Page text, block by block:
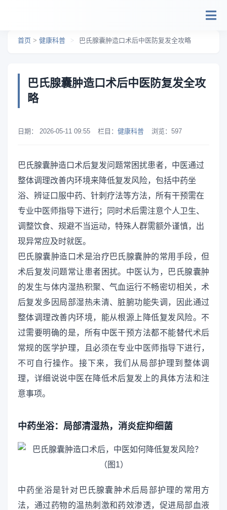
首页 > 健康科普 > 巴氏腺囊肿造口术后中医防复发全攻略
巴氏腺囊肿造口术后中医防复发全攻
略
日期： 2026-05-11 09:55 栏目： 健康科普 浏览： 597
巴氏腺囊肿造口术后复发问题常困扰患者，中医通过
整体调理改善内环境来降低复发风险，包括中药坐
浴、辨证口服中药、针刺疗法等方法，所有干预需在
专业中医师指导下进行；同时术后需注意个人卫生、
调整饮食、规避不当运动，特殊人群需额外谨慎，出
现异常应及时就医。
巴氏腺囊肿造口术是治疗巴氏腺囊肿的常用手段，但
术后复发问题常让患者困扰。中医认为，巴氏腺囊肿
的发生与体内湿热积聚、气血运行不畅密切相关，术
后复发多因局部湿热未清、脏腑功能失调，因此通过
整体调理改善内环境，能从根源上降低复发风险。不
过需要明确的是，所有中医干预方法都不能替代术后
常规的医学护理，且必须在专业中医师指导下进行，
不可自行操作。接下来，我们从局部护理到整体调
理，详细说说中医在降低术后复发上的具体方法和注
意事项。
中药坐浴：局部清湿热，消炎症抑细菌
中药坐浴是针对巴氏腺囊肿术后局部护理的常用方
法，通过药物的温热刺激和药效渗透，促进局部血液